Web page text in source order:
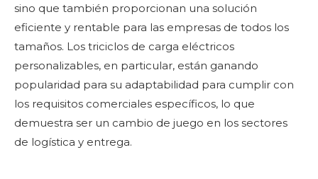
sino que también proporcionan una solución
eficiente y rentable para las empresas de todos los
tamaños. Los triciclos de carga eléctricos
personalizables, en particular, están ganando
popularidad para su adaptabilidad para cumplir con
los requisitos comerciales específicos, lo que
demuestra ser un cambio de juego en los sectores
de logística y entrega.